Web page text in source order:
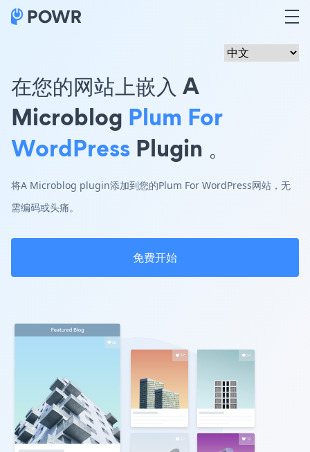
在您的网站上嵌入 A
Microblog Plum For
WordPress Plugin 。
将A Microblog plugin添加到您的Plum For WordPress网站，无
需编码或头痛。
免费开始